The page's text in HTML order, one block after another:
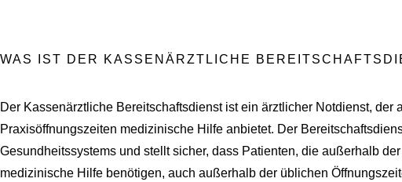
WAS IST DER KASSENÄRZTLICHE
Der Kassenärztliche Bereitschaftsdienst ist ein ärztlicher Notdienst, der
Praxisöffnungszeiten medizinische Hilfe anbietet. Der
Gesundheitssystems und stellt sicher, dass Patienten, die außerhalb
medizinische Hilfe benötigen, auch außerhalb der üblichen